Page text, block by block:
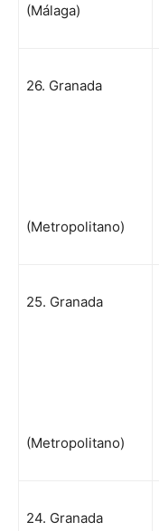
(Málaga)
26. Granada
(Metropolitano)
25. Granada
(Metropolitano)
24. Granada